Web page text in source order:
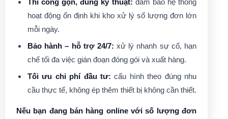
hoạt động ổn định khi kho xử lý số lượng đơn lớn
mỗi ngày.
Bảo hành – hỗ trợ 24/7: xử lý nhanh sự cố, hạn
chế tối đa việc gián đoạn đóng gói và xuất hàng.
Tối ưu chi phí đầu tư: cấu hình theo đúng nhu
cầu thực tế, không ép thêm thiết bị không cần thiết.
Nếu bạn đang bán hàng online với số lượng đơn